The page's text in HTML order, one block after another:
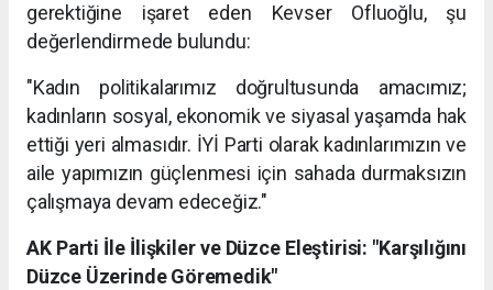
gerektiğine işaret eden Kevser Ofluoğlu, şu
değerlendirmede bulundu:
"Kadın politikalarımız doğrultusunda amacımız;
kadınların sosyal, ekonomik ve siyasal yaşamda hak
ettiği yeri almasıdır. İYİ Parti olarak kadınlarımızın ve
aile yapımızın güçlenmesi için sahada durmaksızın
çalışmaya devam edeceğiz."
AK Parti İle İlişkiler ve Düzce Eleştirisi: "Karşılığını
Düzce Üzerinde Göremedik"